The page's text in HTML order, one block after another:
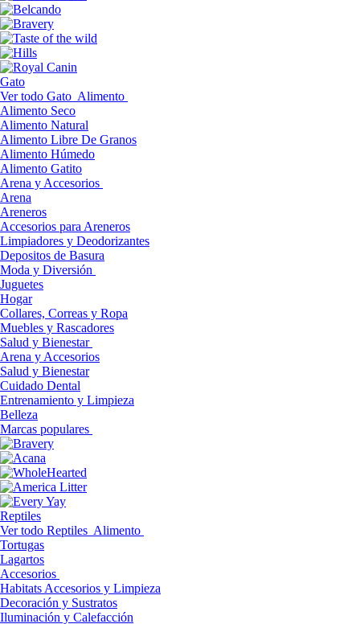
Gato
Ver todo Gato Alimento
Alimento Seco
Alimento Natural
Alimento Libre De Granos
Alimento Húmedo
Alimento Gatito
Arena y Accesorios
Arena
Areneros
Accesorios para Areneros
Limpiadores y Deodorizantes
Depositos de Basura
Moda y Diversión
Juguetes
Hogar
Collares, Correas y Ropa
Muebles y Rascadores
Salud y Bienestar
Arena y Accesorios
Salud y Bienestar
Cuidado Dental
Entrenamiento y Limpieza
Belleza
Marcas populares
Reptiles
Ver todo Reptiles Alimento
Tortugas
Lagartos
Accesorios
Habitats Accesorios y Limpieza
Decoración y Sustratos
Iluminación y Calefacción